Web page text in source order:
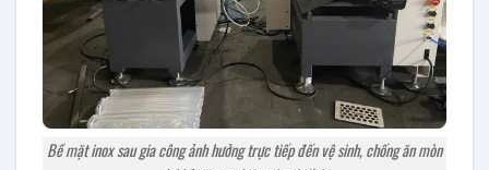
Bề mặt inox sau gia công ảnh hưởng trực tiếp đến vệ sinh, chống ăn mòn